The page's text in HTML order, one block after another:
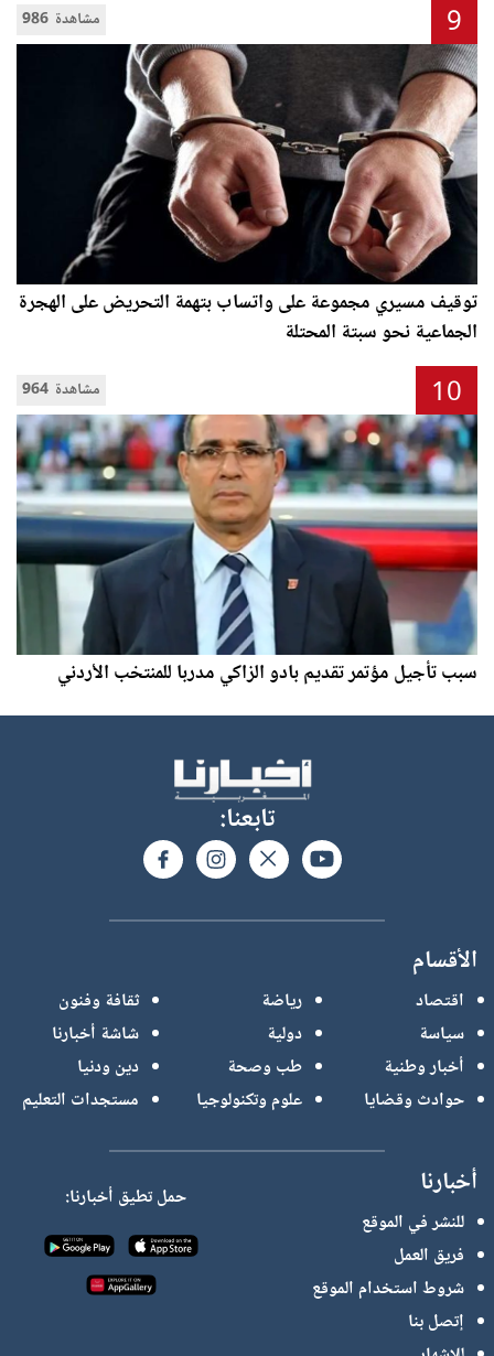
986 مشاهدة 9
توقيف مسيري مجموعة على واتساب بتهمة التحريض على الهجرة
الجماعية نحو سبتة المحتلة
964 مشاهدة 10
سبب تأجيل مؤتمر تقديم بادو الزاكي مدربا للمنتخب الأردني
تابعنا:
الأقسام
ثقافة وفنون
شاشة أخبارنا
دين ودنيا
مستجدات التعليم
رياضة
دولية
طب وصحة
علوم وتكنولوجيا
اقتصاد
سياسة
أخبار وطنية
حوادث وقضايا
حمل تطيق أخبارنا: أخبارنا
للنشر في الموقع
فريق العمل
شروط استخدام الموقع
إتصل بنا